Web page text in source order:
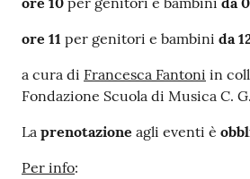
ore 11 per genitori e bambini da
a cura di Francesca Fantoni in
Fondazione Scuola di Musica C.
La prenotazione agli eventi è
Per info: